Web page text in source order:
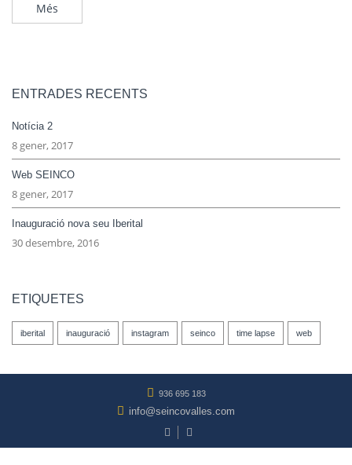
936 695 183
info@seincovalles.com
Més
ENTRADES RECENTS
Notícia 2
8 gener, 2017
Web SEINCO
8 gener, 2017
Inauguració nova seu Iberital
30 desembre, 2016
ETIQUETES
iberital inauguració instagram seinco time lapse web